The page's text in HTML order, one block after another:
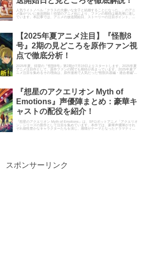
人気ライトノベル「クラスの大嫌いな女子と結婚することになった。」のアニ
メ版がついに放送開始！待望のアニメ化により、ファンの期待は最高潮に達し
ています。本記事では、アニメの放送開始日、ストーリーの注目ポイント、そ
【2025年夏アニメ注目】『怪獣8
号』2期の見どころを原作ファン視
点で徹底分析！
2025年夏、待望の『怪獣8号』第2期が7月19日よりスタートします。2025年夏
アニメ注目作として、原作ファンの間でも期待が高まっています。2025年夏ア
ニメ注目を集めるその理由は、原作漫画で人気だった“怪獣兵器編・適合者編”の
『想星のアクエリオン Myth of
Emotions』声優陣まとめ：豪華キ
ャストの配役を紹介！
『想星のアクエリオン Myth of Emotions』は、SFロボットアニメ「アクエリオ
ン」シリーズの新作として注目を集めています。本作では、豪華声優陣がそれ
ぞれ個性豊かなキャラクターたちを演じ、感情がテーマとなったドラマティッ
スポンサーリンク